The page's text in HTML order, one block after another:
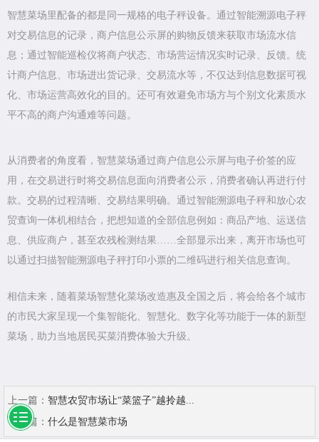
智慧菜场里配备的都是同一规格的电子秤设备。通过智能溯源电子秤
对交易信息的记录，商户信息公示屏的购物反馈来获取市场流水信
息；通过智能巡检仪将商户状态、市场营运情况实时记录、反馈。统
计商户信息、市场进出货记录、交易流水等，不仅达到信息数据可视
化、市场运营高效化的目的。还可有效避免市场方与个别文化素质水
平不高的商户沟通难等问题。
从消费者的角度看，智慧菜场通过商户信息公示屏与电子价签的应
用，在交易进行时将交易信息面向消费者公示，消费者确认再进行付
款。交易的过程清晰、交易结果明确。通过智能溯源电子秤和放心农
贸查询一体机相结合，把想知道的全部信息例如：商品产地、运送信
息、供应商户，甚至农残检测结果……全部显示出来，离开市场也可
以通过扫描智能溯源电子秤打印小票的二维码进行相关信息查询。
相信未来，随着菜场智慧化菜场改造惠及全国之后，将会给各个城市
的市民大家呈现一个集智能化、智慧化、数字化等功能于一体的新型
菜场，助力当地居民买菜消费体验大升级。
上一篇： 智慧农贸市场让“菜篮子”越拎越...
下一篇： 什么是智慧菜市场